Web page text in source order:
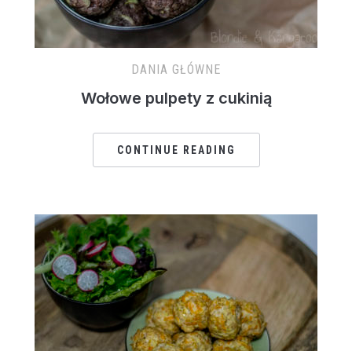
DANIA GŁÓWNE
Wołowe pulpety z cukinią
CONTINUE READING